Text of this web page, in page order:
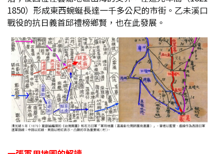
1850）形成東西蜿蜒長達一千多公尺的市街。乙未溪口
戰役的抗日義首邱禮榜鄉賢，也在此發展。